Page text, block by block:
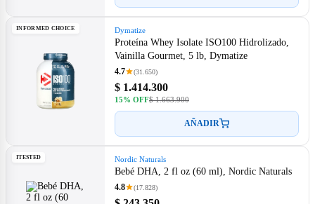
INFORMED CHOICE Dymatize
Proteína Whey Isolate ISO100 Hidrolizado,
Vainilla Gourmet, 5 lb, Dymatize
4.7 (31.650)
$ 1.414.300
15% OFF$ 1.663.900
AÑADIR
ITESTED Nordic Naturals
Bebé DHA, 2 fl oz (60 ml), Nordic Naturals
4.8 (17.828)